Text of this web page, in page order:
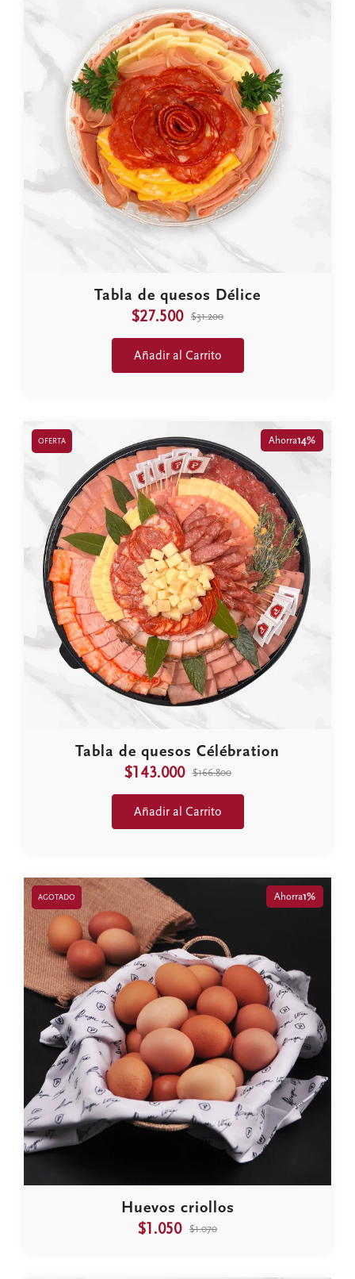
Tabla de quesos Délice
$27.500 $31.200
Añadir al Carrito
OFERTA Ahorra14%
Tabla de quesos Célébration
$143.000 $166.800
Añadir al Carrito
AGOTADO Ahorra1%
Huevos criollos
$1.050 $1.070